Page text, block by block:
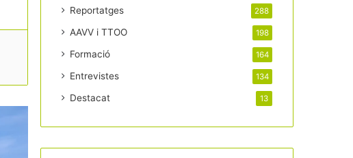
Reportatges 288
AAVV i TTOO 198
Formació 164
Entrevistes 134
Destacat 13